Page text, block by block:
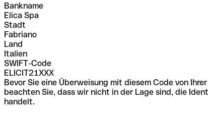
Bankname
Elica Spa
Stadt
Fabriano
Land
Italien
SWIFT-Code
ELICIT21XXX
Bevor Sie eine Überweisung mit diesem Code von
beachten Sie, dass wir nicht in der Lage sind, die
handelt.